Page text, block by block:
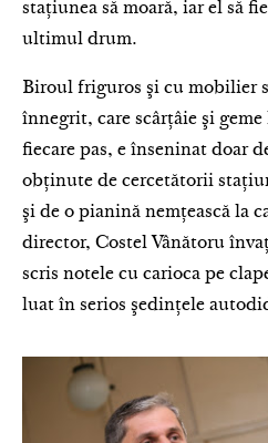
staţiunea să moară, iar el să
ultimul drum.
Biroul friguros şi cu mobilier
înnegrit, care scârţâie şi
fiecare pas, e înseninat doar
obţinute de cercetătorii
şi de o pianină nemţească la
director, Costel Vânătoru
scris notele cu carioca pe
luat în serios şedinţele